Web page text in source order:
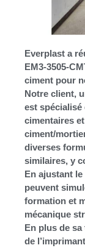
Everplast a
EM3-3505-
ciment pour
Notre client,
est spécialisé
cimentaires
ciment/
diverses
similaires, y
En ajustant
peuvent
formation et
mécanique
En plus de
de